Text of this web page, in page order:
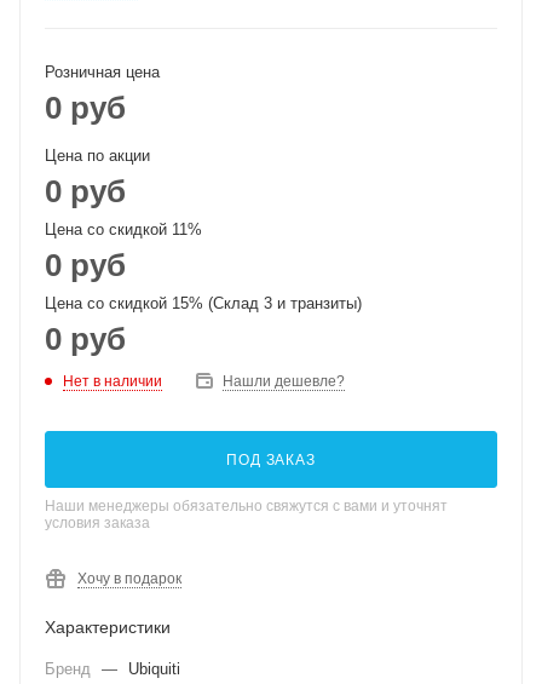
Розничная цена
0 руб
Цена по акции
0 руб
Цена со скидкой 11%
0 руб
Цена со скидкой 15% (Склад 3 и транзиты)
0 руб
Нет в наличии Нашли дешевле?
ПОД ЗАКАЗ
Наши менеджеры обязательно свяжутся с вами и уточнят
условия заказа
Хочу в подарок
Характеристики
Бренд —
Ubiquiti